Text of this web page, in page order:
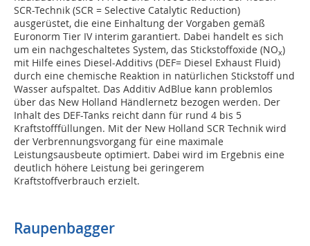
SCR-Technik (SCR = Selective Catalytic Reduction)
ausgerüstet, die eine Einhaltung der Vorgaben gemäß
Euronorm Tier IV interim garantiert. Dabei handelt es sich
um ein nachgeschaltetes System, das Stickstoffoxide (NOx)
mit Hilfe eines Diesel-Additivs (DEF= Diesel Exhaust Fluid)
durch eine chemische Reaktion in natürlichen Stickstoff und
Wasser aufspaltet. Das Additiv AdBlue kann problemlos
über das New Holland Händlernetz bezogen werden. Der
Inhalt des DEF-Tanks reicht dann für rund 4 bis 5
Kraftstofffüllungen. Mit der New Holland SCR Technik wird
der Verbrennungsvorgang für eine maximale
Leistungsausbeute optimiert. Dabei wird im Ergebnis eine
deutlich höhere Leistung bei geringerem
Kraftstoffverbrauch erzielt.
Raupenbagger